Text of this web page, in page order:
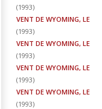
(1993)
VENT DE WYOMING, LE
(1993)
VENT DE WYOMING, LE
(1993)
VENT DE WYOMING, LE
(1993)
VENT DE WYOMING, LE
(1993)